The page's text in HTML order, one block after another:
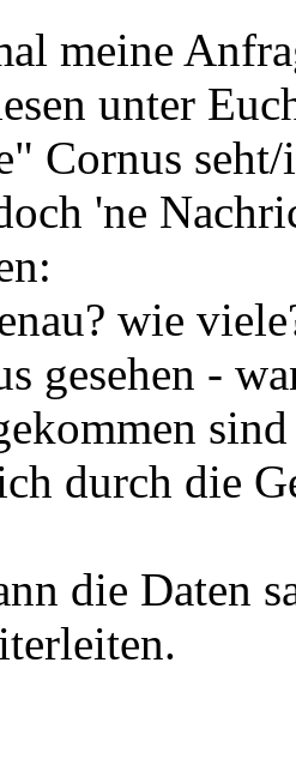
meine
unter
Cornus
'ne
wie
gesehen -
durch die
die Daten